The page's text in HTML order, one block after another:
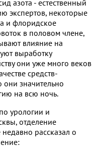
азота - естественный
экспертов, некоторые
и флоридское
в половом члене,
влияние на
выработку
они уже много веков
средств-
они значительно
на всю ночь.
урологии и
отделение
рассказал о